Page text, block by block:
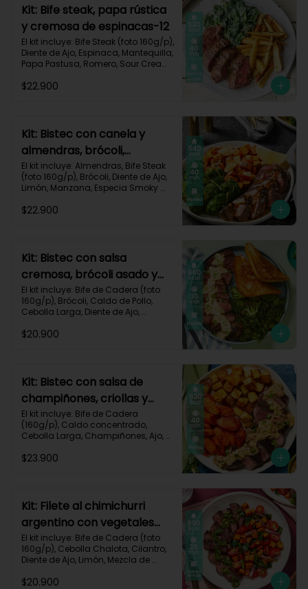
Kit: Bife steak, papa rústica
y cremosa de espinacas-12
El kit incluye: Bife Steak (foto 160g/p),
Diente de Ajo, Espinaca, Mantequilla,
Papa Pastusa, Romero, Sour Cream
$22.900
Kit: Bistec con canela y
almendras, brócoli,
zanahorias asadas y
manzana-60
El kit incluye: Almendras, Bife Steak
(foto 160g/p), Brócoli, Diente de Ajo,
Limón, Manzana, Especia Smoky
Receta Impresa.
$22.900
Kit: Bistec con salsa
cremosa, brócoli asado y
pan de ajo-67
El kit incluye: Bife de Cadera (foto
160g/p), Brócoli, Caldo de Pollo,
Cebolla Larga, Diente de Ajo,
Hamburguesa, Sour Cream, Receta
Proteínas 36g
$20.900
Kit: Bistec con salsa de
champiñones, criollas y
zanahorias asadas-87
El kit incluye: Bife de Cadera
(160g/p), Caldo concentrado,
Cebolla Larga, Champiñones, Ajo,
Cream, Zanahoria, Receta Impresa.
$23.900
Kit: Filete al chimichurri
argentino con vegetales
horneados-110
El kit incluye: Bife de Cadera (foto
160g/p), Cebolla Chalota, Cilantro,
Diente de Ajo, Limón, Mezcla de
Verde, Tomate Tipo Cherry,
$20.900